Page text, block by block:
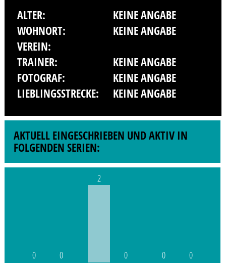
ALTER:
KEINE ANGABE
WOHNORT:
KEINE ANGABE
VEREIN:
TRAINER:
KEINE ANGABE
FOTOGRAF:
KEINE ANGABE
LIEBLINGSSTRECKE:
KEINE ANGABE
AKTUELL EINGESCHRIEBEN UND AKTIV IN
FOLGENDEN SERIEN:
0
0
2
0
0
0